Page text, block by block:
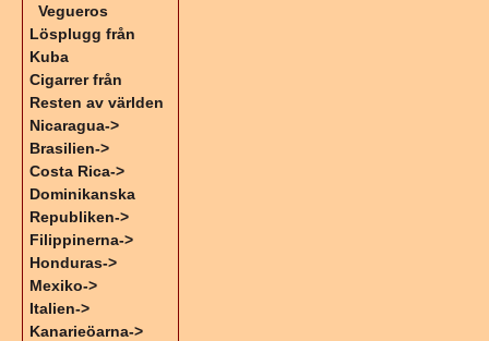
Vegueros
Lösplugg från
Kuba
Cigarrer från
Resten av världen
Nicaragua->
Brasilien->
Costa Rica->
Dominikanska
Republiken->
Filippinerna->
Honduras->
Mexiko->
Italien->
Kanarieöarna->